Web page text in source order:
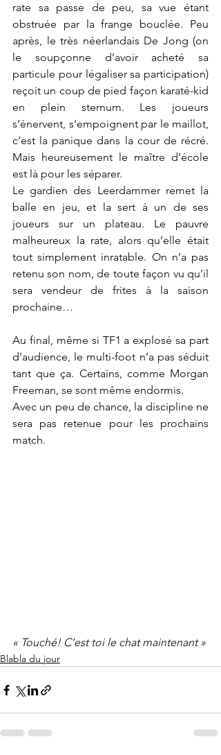
rate sa passe de peu, sa vue étant
obstruée par la frange bouclée. Peu
après, le très néerlandais De Jong (on
le soupçonne d’avoir acheté sa
particule pour légaliser sa participation)
reçoit un coup de pied façon karaté-kid
en plein sternum. Les joueurs
s’énervent, s’empoignent par le maillot,
c’est la panique dans la cour de récré.
Mais heureusement le maître d’école
est là pour les séparer.
Le gardien des Leerdammer remet la
balle en jeu, et la sert à un de ses
joueurs sur un plateau. Le pauvre
malheureux la rate, alors qu’elle était
tout simplement inratable. On n’a pas
retenu son nom, de toute façon vu qu’il
sera vendeur de frites à la saison
prochaine…
Au final, même si TF1 a explosé sa part
d’audience, le multi-foot n’a pas séduit
tant que ça. Certains, comme Morgan
Freeman, se sont même endormis.
Avec un peu de chance, la discipline ne
sera pas retenue pour les prochains
match.
« Touché! C’est toi le chat maintenant »
Blabla du jour